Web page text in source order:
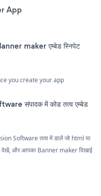
App
maker एम्बेड स्निपेट
you create your app
संपादक में कोड तत्व एम्बेड
Software तत्व में डालें जो html या
देखें, और आपका Banner maker दिखाई